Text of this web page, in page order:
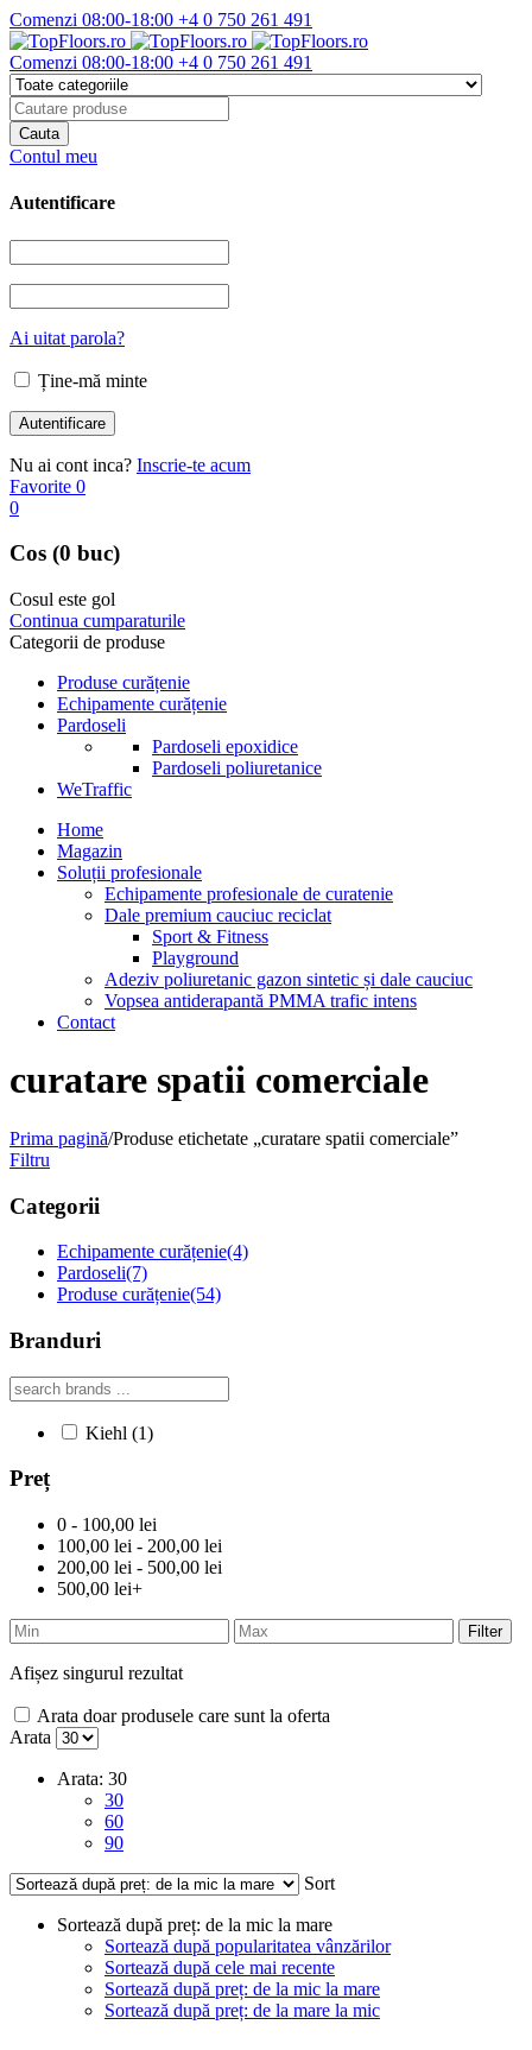
Comenzi 08:00-18:00 +4 0 750 261 491
Comenzi 08:00-18:00 +4 0 750 261 491
Contul meu
Autentificare
Ai uitat parola?
Ține-mă minte
Nu ai cont inca? Inscrie-te acum
Favorite 0
0
Cos (0 buc)
Cosul este gol
Continua cumparaturile
Categorii de produse
Produse curățenie
Echipamente curățenie
Pardoseli
Pardoseli epoxidice
Pardoseli poliuretanice
WeTraffic
Home
Magazin
Soluții profesionale
Echipamente profesionale de curatenie
Dale premium cauciuc reciclat
Sport & Fitness
Playground
Adeziv poliuretanic gazon sintetic și dale cauciuc
Vopsea antiderapantă PMMA trafic intens
Contact
curatare spatii comerciale
Prima pagină/Produse etichetate „curatare spatii comerciale”
Filtru
Categorii
Echipamente curățenie(4)
Pardoseli(7)
Produse curățenie(54)
Branduri
Kiehl (1)
Preț
0 - 100,00 lei
100,00 lei - 200,00 lei
200,00 lei - 500,00 lei
500,00 lei+
Filter
Afișez singurul rezultat
Arata doar produsele care sunt la oferta
Arata
Arata: 30
30
60
90
Sort
Sortează după preț: de la mic la mare
Sortează după popularitatea vânzărilor
Sortează după cele mai recente
Sortează după preț: de la mic la mare
Sortează după preț: de la mare la mic